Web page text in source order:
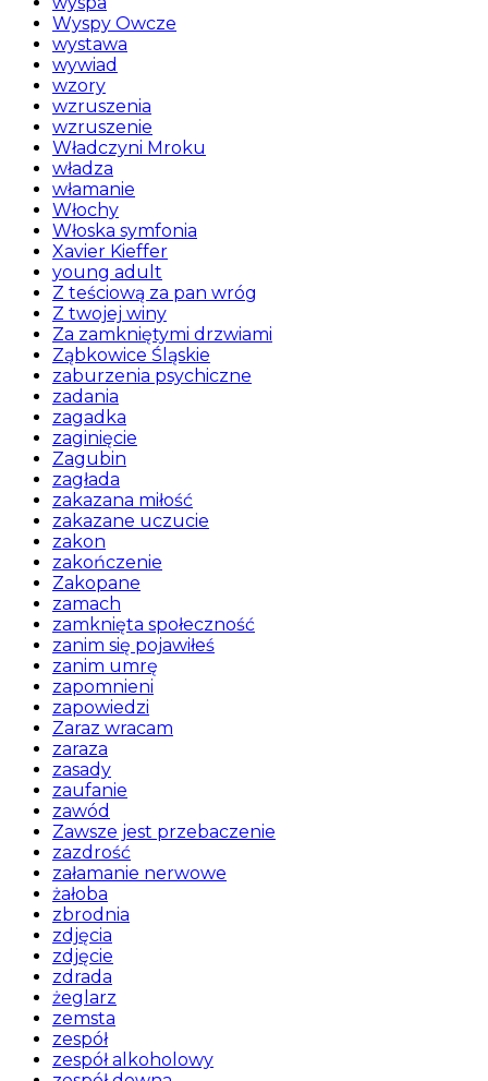
Wyspy Owcze
wystawa
wywiad
wzory
wzruszenia
wzruszenie
Władczyni Mroku
władza
włamanie
Włochy
Włoska symfonia
Xavier Kieffer
young adult
Z teściową za pan wróg
Z twojej winy
Za zamkniętymi drzwiami
Ząbkowice Śląskie
zaburzenia psychiczne
zadania
zagadka
zaginięcie
Zagubin
zagłada
zakazana miłość
zakazane uczucie
zakon
zakończenie
Zakopane
zamach
zamknięta społeczność
zanim się pojawiłeś
zanim umrę
zapomnieni
zapowiedzi
Zaraz wracam
zaraza
zasady
zaufanie
zawód
Zawsze jest przebaczenie
zazdrość
załamanie nerwowe
żałoba
zbrodnia
zdjęcia
zdjęcie
zdrada
żeglarz
zemsta
zespół
zespół alkoholowy